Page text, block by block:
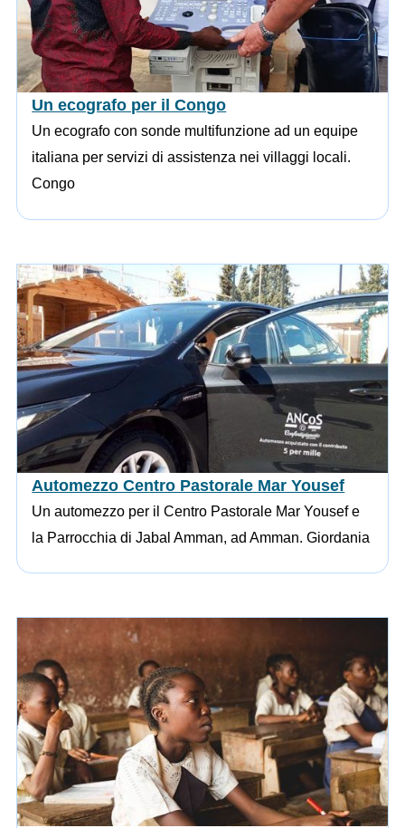
Un ecografo per il Congo
Un ecografo con sonde multifunzione ad un equipe
italiana per servizi di assistenza nei villaggi locali.
Congo
Automezzo Centro Pastorale Mar Yousef
Un automezzo per il Centro Pastorale Mar Yousef e
la Parrocchia di Jabal Amman, ad Amman. Giordania